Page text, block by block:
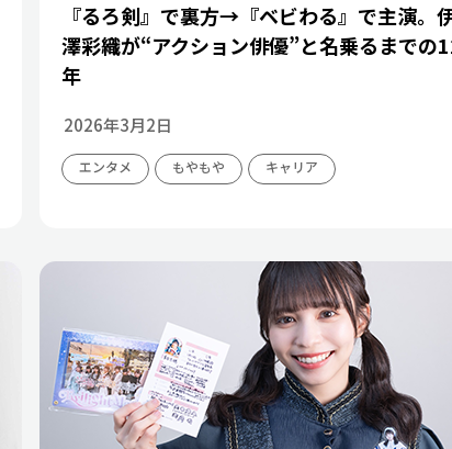
『るろ剣』で裏方→『ベビわる』で主演。
澤彩織が“アクション俳優”と名乗るまでの
年
2026年3月2日
エンタメ もやもや キャリア